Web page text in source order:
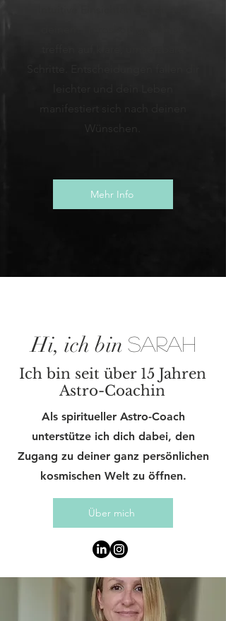
manifestiert sich nach deinen
Wünschen.
Mehr Info
Hi, ich bin Sarah
Ich bin seit über 15 Jahren
Astro-Coachin
Als spiritueller Astro-Coach
unterstütze ich dich dabei, den
Zugang zu deiner ganz persönlichen
kosmischen Welt zu öffnen.
Über mich